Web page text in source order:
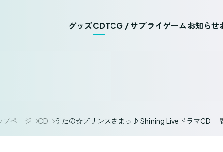
グッズCDTCG / サプライゲームお知らせ
プページ CD うたの☆プリンスさまっ♪ Shining LiveドラマCD 「